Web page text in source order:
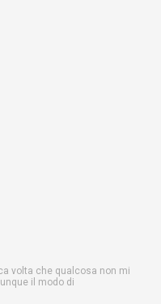
volta che qualcosa non mi
il modo di